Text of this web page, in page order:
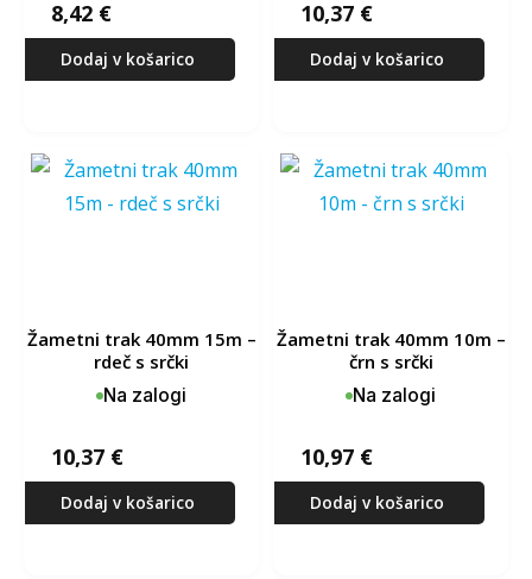
8,42 €
Dodaj v košarico
10,37 €
Dodaj v košarico
žametni trak 40mm 15m –
rdeč s srčki
Na zalogi
10,37 €
Dodaj v košarico
žametni trak 40mm 10m –
črn s srčki
Na zalogi
10,97 €
Dodaj v košarico